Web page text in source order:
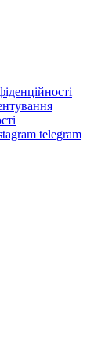
telegram